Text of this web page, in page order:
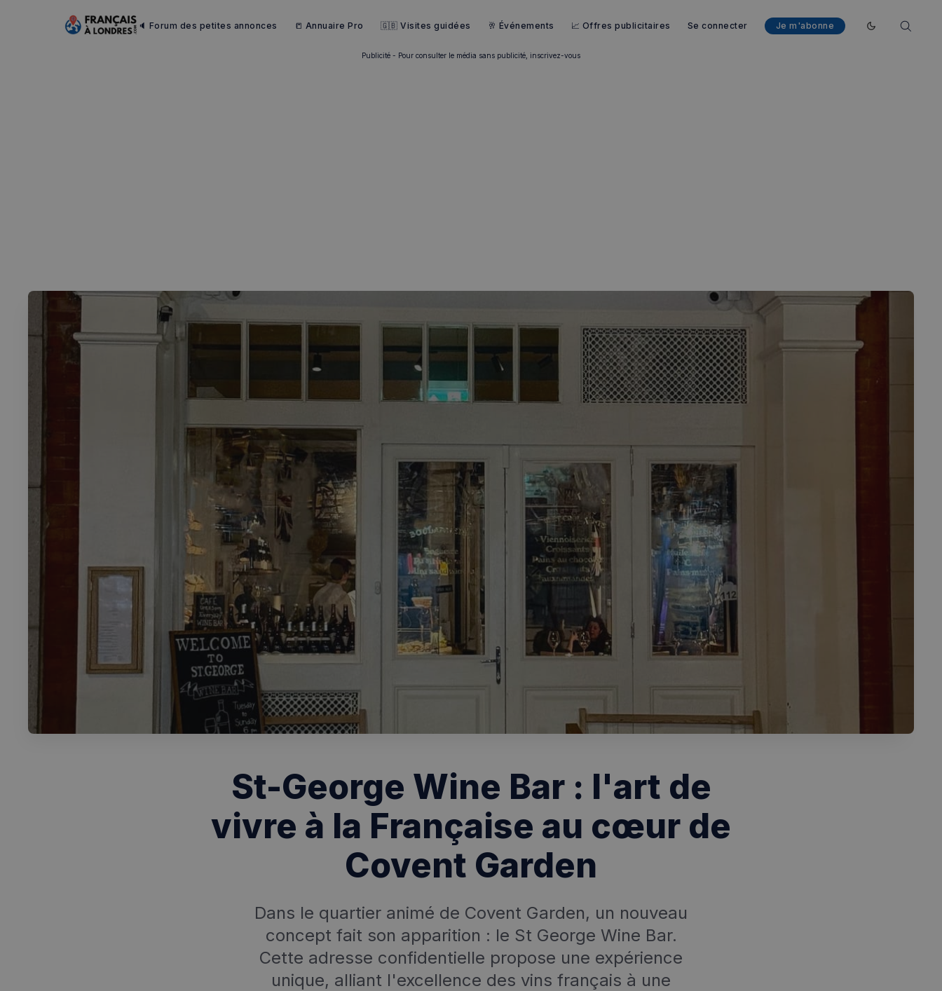
🔈 Forum des petites annonces 📒 Annuaire Pro 🇬🇧 Visites guidées 🥂 Événements 📈 Offres publicitaires Se connecter Je m'abonne
Enable dark mode
Chatbot IA
Rechercher dans Français à Londres - Magazine
esc fermer
RECHERCHES POPULAIRES
Annuaire des professionnels
Visites guidées
Événements à venir
Publicité - Pour consulter le média sans publicité, inscrivez-vous
St-George Wine Bar : l'art de
vivre à la Française au cœur de
Covent Garden
Dans le quartier animé de Covent Garden, un nouveau
concept fait son apparition : le St George Wine Bar.
Cette adresse confidentielle propose une expérience
unique, alliant l'excellence des vins français à une